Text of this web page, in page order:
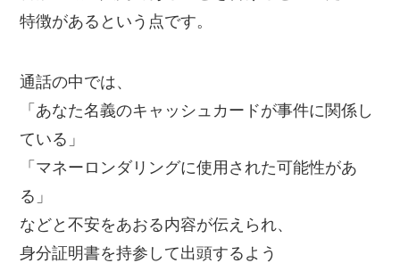
特徴があるという点です。
通話の中では、
「あなた名義のキャッシュカードが事件に関係し
ている」
「マネーロンダリングに使用された可能性があ
る」
などと不安をあおる内容が伝えられ、
身分証明書を持参して出頭するよう